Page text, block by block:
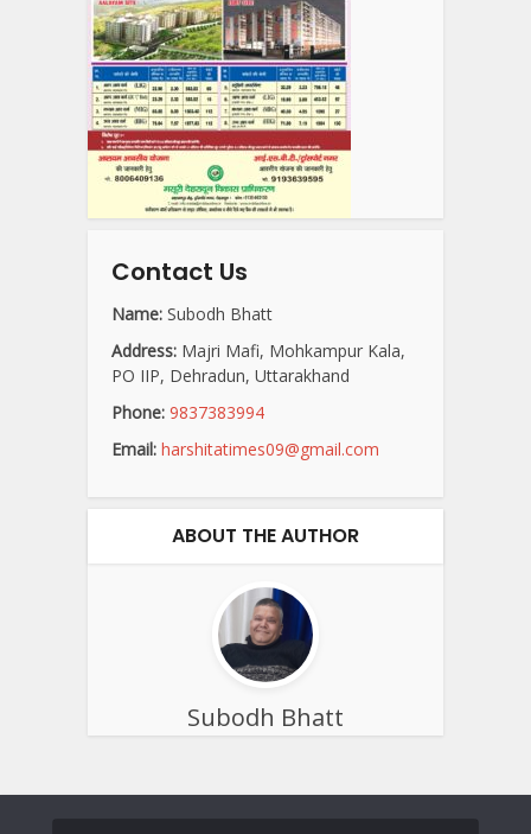
Contact Us
Name: Subodh Bhatt
Address: Majri Mafi, Mohkampur Kala,
PO IIP, Dehradun, Uttarakhand
Phone: 9837383994
Email: harshitatimes09@gmail.com
ABOUT THE AUTHOR
Subodh Bhatt